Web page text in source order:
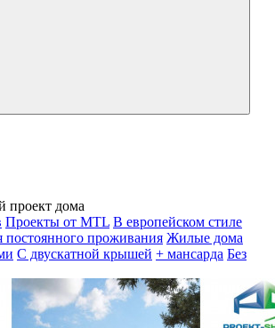
проект дома
Проекты от MTL В европейском стиле
проживания Жилые дома
С двускатной крышей + мансарда Без